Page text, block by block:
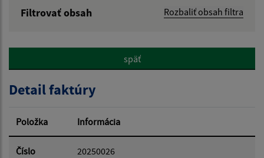
Filtrovať obsah
Rozbaliť obsah filtra
Hľadať v:
Dátum od:
späť
Detail faktúry
Položka Informácia
Číslo
20250026